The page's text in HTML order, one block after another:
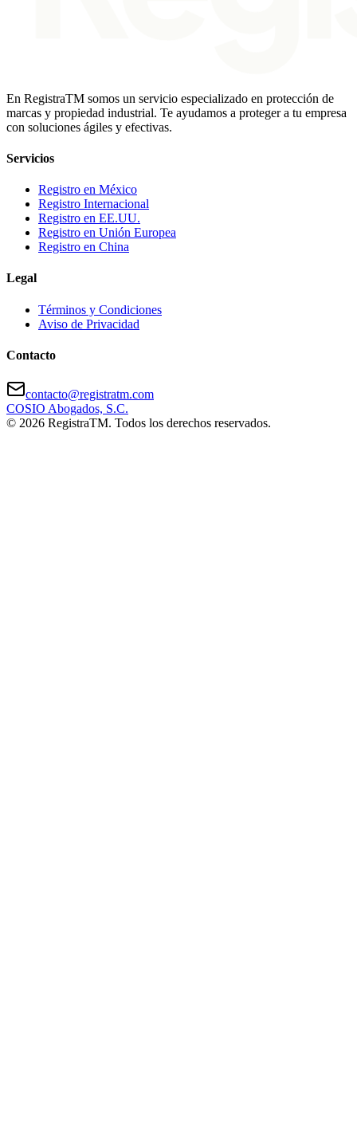
En RegistraTM somos un servicio especializado en protección de
marcas y propiedad industrial. Te ayudamos a proteger a tu empresa
con soluciones ágiles y efectivas.
Servicios
Registro en México
Registro Internacional
Registro en EE.UU.
Registro en Unión Europea
Registro en China
Legal
Términos y Condiciones
Aviso de Privacidad
Contacto
contacto@registratm.com
COSIO Abogados, S.C.
© 2026 RegistraTM. Todos los derechos reservados.